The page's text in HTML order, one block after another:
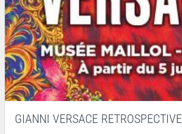
GIANNI VERSACE RETROSPECTIVE